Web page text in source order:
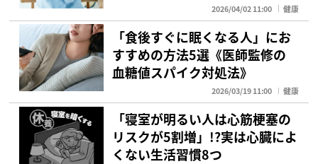
2026/04/02 11:00 健康
「食後すぐに眠くなる人」にお
すすめの方法5選《医師監修の
血糖値スパイク対処法》
2026/03/19 11:00 健康
「寝室が明るい人は心筋梗塞の
リスクが5割増」!?実は心臓によ
くない生活習慣8つ